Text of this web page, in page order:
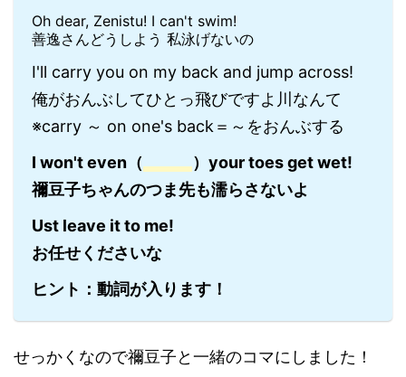
Oh dear, Zenistu! I can't swim!
善逸さんどうしよう 私泳げないの
I'll carry you on my back and jump across!
俺がおんぶしてひとっ飛びですよ川なんて
※carry ～ on one's back＝～をおんぶする
I won't even（
）your toes get wet!
禰豆子ちゃんのつま先も濡らさないよ
Ust leave it to me!
お任せくださいな
ヒント：動詞が入ります！
せっかくなので禰豆子と一緒のコマにしました！